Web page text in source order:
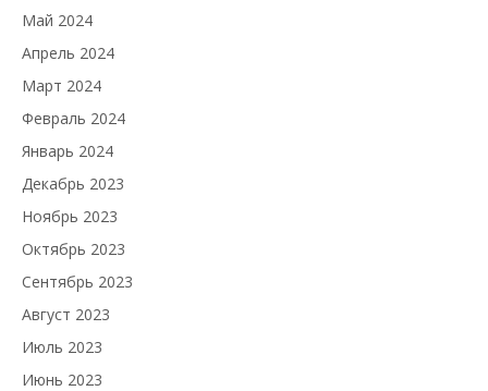
Май 2024
Апрель 2024
Март 2024
Февраль 2024
Январь 2024
Декабрь 2023
Ноябрь 2023
Октябрь 2023
Сентябрь 2023
Август 2023
Июль 2023
Июнь 2023